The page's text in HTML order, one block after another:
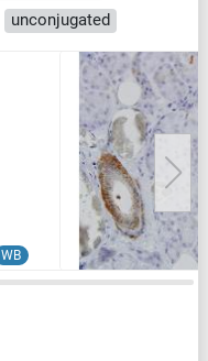
unconjugated
WB